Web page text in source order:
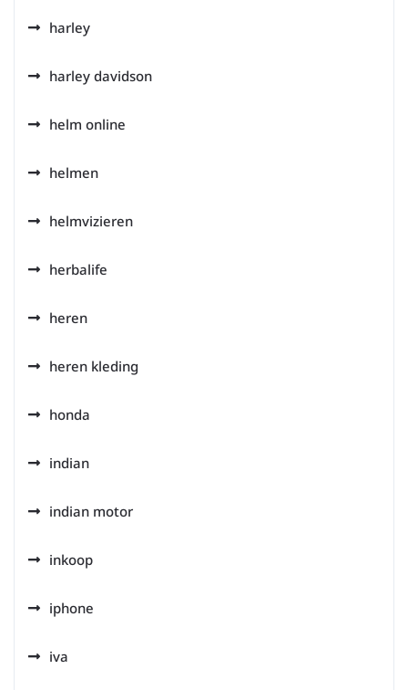
harley
harley davidson
helm online
helmen
helmvizieren
herbalife
heren
heren kleding
honda
indian
indian motor
inkoop
iphone
iva